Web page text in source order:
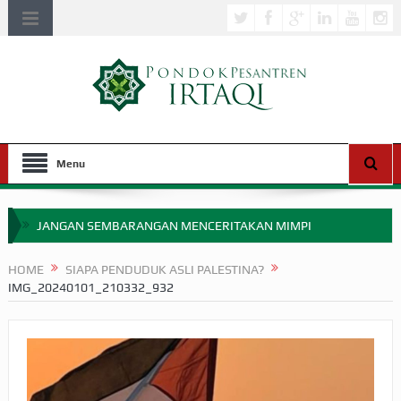
Menu
JANGAN SEMBARANGAN MENCERITAKAN MIMPI
MIMPI YANG DIABAIKAN MENJELANG PERANG BADAR
SEBELUM TIBA SAAT WAJIB?
HAKIKAT NIKMAT DI DUNIA!
HOME
SIAPA PENDUDUK ASLI PALESTINA?
IMG_20240101_210332_932